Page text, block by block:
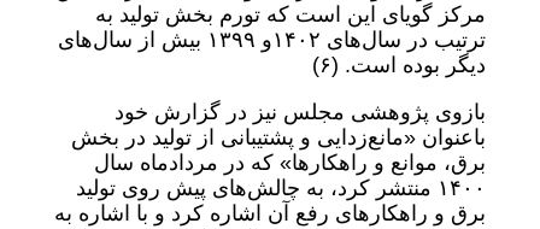
مرکز گویای این است که تورم بخش تولید به
ترتیب در سال‌های ۱۴۰۲و ۱۳۹۹ بیش از سال‌های
دیگر بوده است. (۶)
بازوی پژوهشی مجلس نیز در گزارش خود
باعنوان «مانع‌زدایی و پشتیبانی از تولید در بخش
برق، موانع و راهکارها» که در مردادماه سال
۱۴۰۰ منتشر کرد، به چالش‌های پیش روی تولید
برق و راهکارهای رفع آن اشاره کرد و با اشاره به